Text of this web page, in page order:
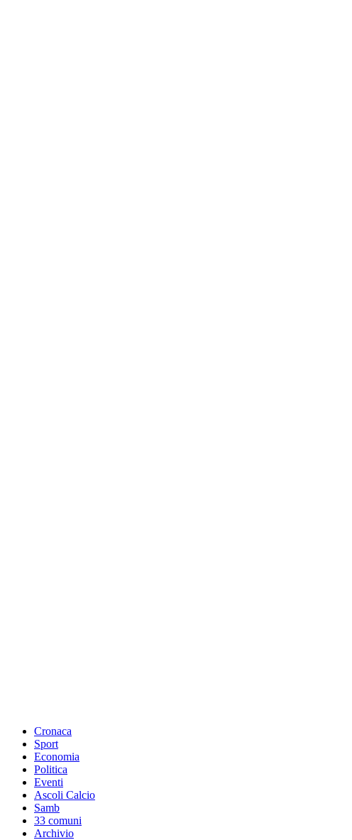
Cronaca
Sport
Economia
Politica
Eventi
Ascoli Calcio
Samb
33 comuni
Archivio